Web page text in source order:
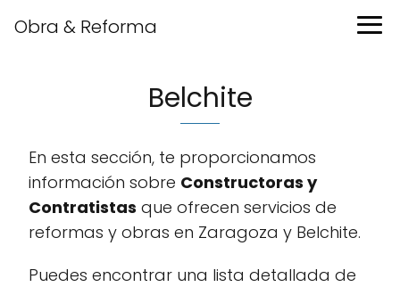
Obra & Reforma
Belchite
En esta sección, te proporcionamos
información sobre Constructoras y
Contratistas que ofrecen servicios de
reformas y obras en Zaragoza y Belchite.
Puedes encontrar una lista detallada de